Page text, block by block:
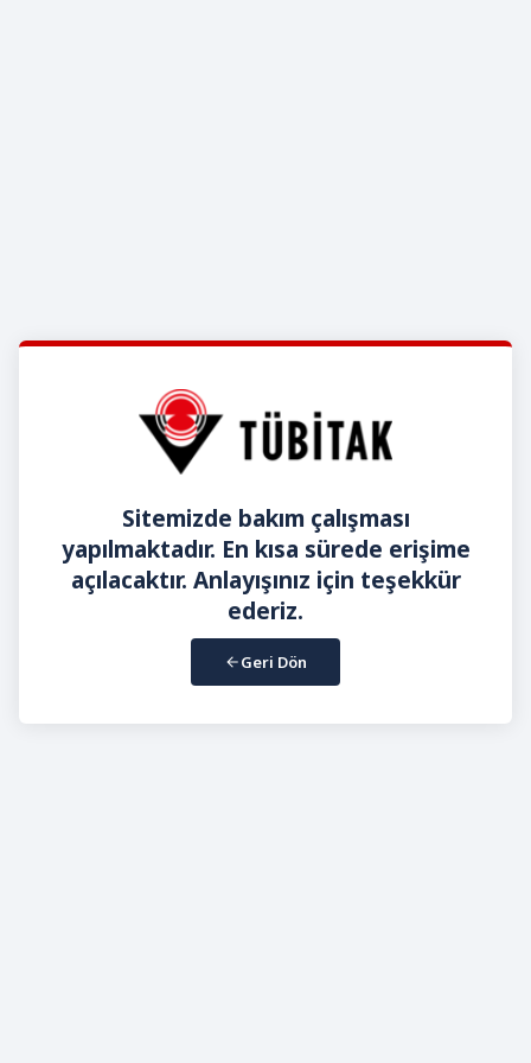
Sitemizde bakım çalışması
yapılmaktadır. En kısa sürede erişime
açılacaktır. Anlayışınız için teşekkür
ederiz.
Geri Dön